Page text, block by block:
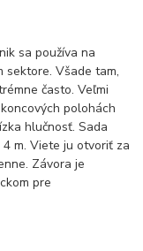
sa používa na
sektore. Všade tam,
často. Veľmi
polohách
hlučnosť. Sada
m. Viete ju otvoriť za
Závora je
pre